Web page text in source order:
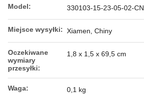
Model: 330103-15-23-05-02-CN
Miejsce wysyłki: Xiamen, Chiny
Oczekiwane
wymiary
przesyłki:
1,8 x 1,5 x 69,5 cm
Waga: 0,1 kg